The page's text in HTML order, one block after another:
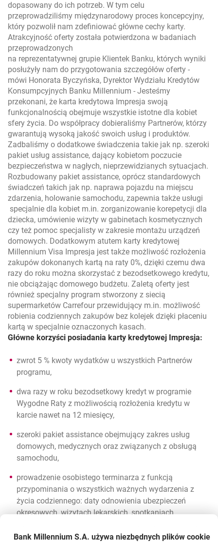
dopasowany do ich potrzeb. W tym celu
przeprowadziliśmy międzynarodowy proces koncepcyjny,
który pozwolił nam zdefiniować główne cechy karty.
Atrakcyjność oferty została potwierdzona w badaniach
przeprowadzonych
na reprezentatywnej grupie Klientek Banku, których wyniki
posłużyły nam do przygotowania szczegółów oferty -
mówi Honorata Byczyńska, Dyrektor Wydziału Kredytów
Konsumpcyjnych Banku Millennium - Jesteśmy
przekonani, że karta kredytowa Impresja swoją
funkcjonalnością obejmuje wszystkie istotne dla kobiet
sfery życia. Do współpracy dobieraliśmy Partnerów, którzy
gwarantują wysoką jakość swoich usług i produktów.
Zadbaliśmy o dodatkowe świadczenia takie jak np. szeroki
pakiet usług assistance, dający kobietom poczucie
bezpieczeństwa w nagłych, nieprzewidzianych sytuacjach.
Rozbudowany pakiet assistance, oprócz standardowych
świadczeń takich jak np. naprawa pojazdu na miejscu
zdarzenia, holowanie samochodu, zapewnia także usługi
specjalnie dla kobiet m.in. zorganizowanie korepetycji dla
dziecka, umówienie wizyty w gabinetach kosmetycznych
czy też pomoc specjalisty w zakresie montażu urządzeń
domowych. Dodatkowym atutem karty kredytowej
Millennium Visa Impresja jest także możliwość rozłożenia
zakupów dokonanych kartą na raty 0%, dzięki czemu dwa
razy do roku można skorzystać z bezodsetkowego kredytu,
nie obciążając domowego budżetu. Zaletą oferty jest
również specjalny program stworzony z siecią
supermarketów Carrefour przewidujący m.in. możliwość
robienia codziennych zakupów bez kolejek dzięki płaceniu
kartą w specjalnie oznaczonych kasach.
Główne korzyści posiadania karty kredytowej Impresja:
zwrot 5 % kwoty wydatków u wszystkich Partnerów
programu,
dwa razy w roku bezodsetkowy kredyt w programie
Wygodne Raty z możliwością rozłożenia kredytu w
karcie nawet na 12 miesięcy,
szeroki pakiet assistance obejmujący zakres usług
domowych, medycznych oraz związanych z obsługą
samochodu,
prowadzenie osobistego terminarza z funkcją
przypominania o wszystkich ważnych wydarzenia z
życia codziennego: daty odnowienia ubezpieczeń
okresowych, wizytach lekarskich, spotkaniach
przeglądach samochodu, terminach złożenia
Bank Millennium S.A. używa niezbędnych plików cookie